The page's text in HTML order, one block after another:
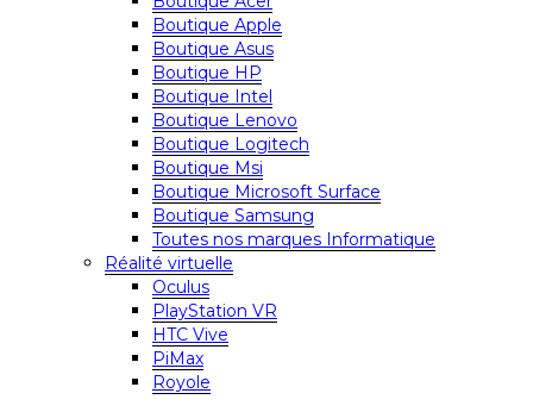
Boutique Apple
Boutique Asus
Boutique HP
Boutique Intel
Boutique Lenovo
Boutique Logitech
Boutique Msi
Boutique Microsoft Surface
Boutique Samsung
Toutes nos marques Informatique
Réalité virtuelle
Oculus
PlayStation VR
HTC Vive
PiMax
Royole